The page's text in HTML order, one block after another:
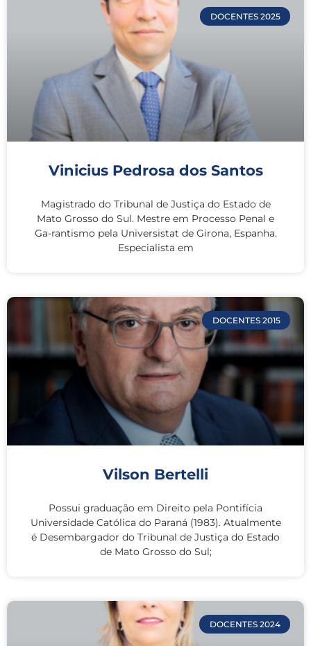
DOCENTES 2025
Vinicius Pedrosa dos Santos
Magistrado do Tribunal de Justiça do Estado de
Mato Grosso do Sul. Mestre em Processo Penal e
Ga-rantismo pela Universistat de Girona, Espanha.
Especialista em
DOCENTES 2015
Vilson Bertelli
Possui graduação em Direito pela Pontifícia
Universidade Católica do Paraná (1983). Atualmente
é Desembargador do Tribunal de Justiça do Estado
de Mato Grosso do Sul;
DOCENTES 2024